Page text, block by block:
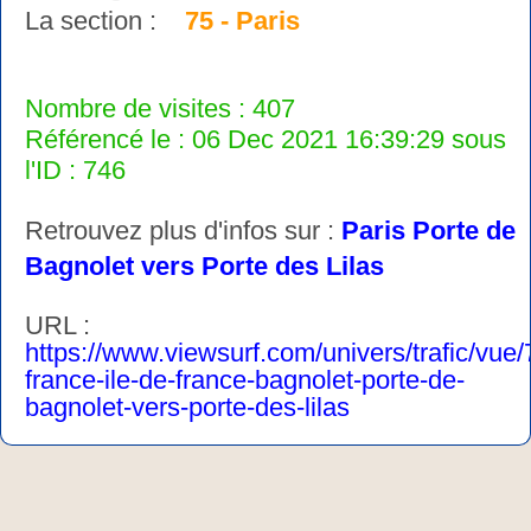
La section : 75 - Paris
Nombre de visites : 407
Référencé le : 06 Dec 2021 16:39:29 sous
l'ID : 746
Retrouvez plus d'infos sur : Paris Porte de
Bagnolet vers Porte des Lilas
URL :
https://www.viewsurf.com/univers/trafic/vue/
france-ile-de-france-bagnolet-porte-de-
bagnolet-vers-porte-des-lilas